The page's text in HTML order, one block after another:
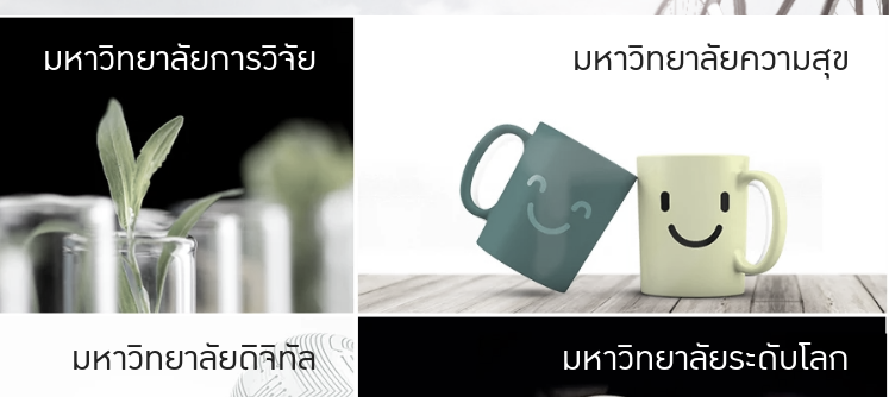
มหาวิทยาลัย
เกษตรศาสตร์ มีพื้นที่เขียวสดใส หนาแน่น
เป็นป่าในเมือง (URBAN FOREST)
เกษตรในเมือง (URBAN AGRICULTURE)
ที่นับรวมกันได้ประมาณ 1,400 ไร่
มหาวิทยาลัยการวิจัย มหาวิทยาลัย
ให้กับประชาชน
มหาวิทยาลัยความสุข
มหาวิทยาลัยรับผิดชอบต่อสังคม
มหาวิทยาลัยดิจิทัล มหาวิทยา
มหาวิทยาลัยระดับโลก